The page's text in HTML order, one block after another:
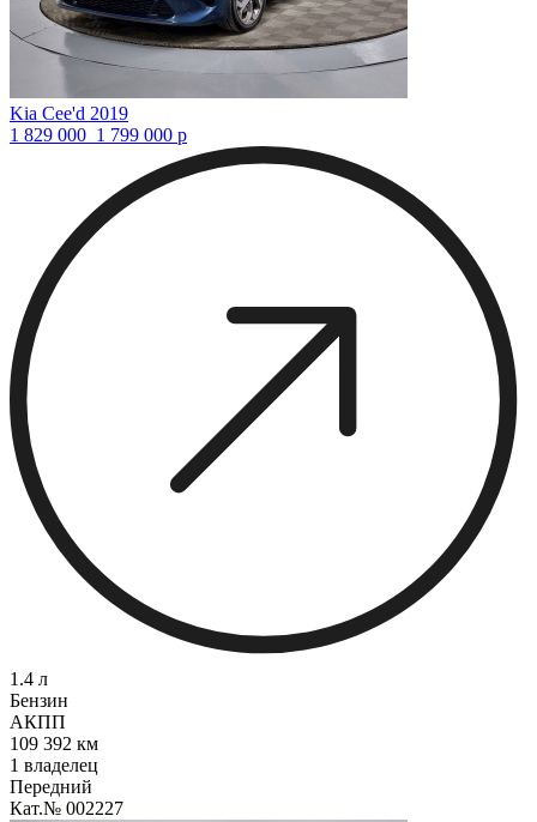
Kia Cee'd 2019
1 829 000 1 799 000 р
1.4 л
Бензин
АКПП
109 392 км
1 владелец
Передний
Кат.№ 002227